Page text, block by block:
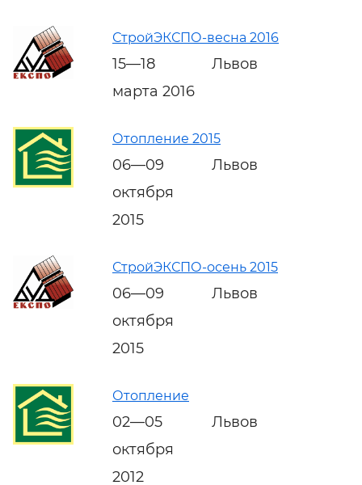
СтройЭКСПО-весна 2016
15—18
марта 2016
Львов
Отопление 2015
06—09
октября
2015
Львов
СтройЭКСПО-осень 2015
06—09
октября
2015
Львов
Отопление
02—05
октября
2012
Львов